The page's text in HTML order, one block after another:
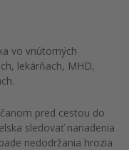
vo vnútorných
lekárňach, MHD,
pred cestou do
sledovať nariadenia
nedodržania hrozia